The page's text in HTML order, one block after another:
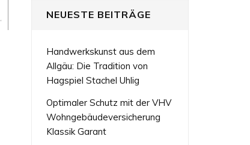
, NEUESTE BEITRÄGE
Handwerkskunst aus dem
Allgäu: Die Tradition von
Hagspiel Stachel Uhlig
Optimaler Schutz mit der VHV
Wohngebäudeversicherung
Klassik Garant